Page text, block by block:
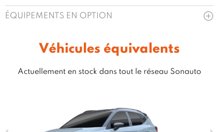
ÉQUIPEMENTS EN OPTION
Véhicules équivalents
Actuellement en stock dans tout le réseau Sonauto